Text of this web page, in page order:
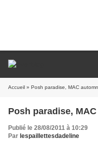
Accueil » Posh paradise, MAC
Posh paradise,
Publié le 28/08/2011 à 10:29
Par lespaillettesdadeline